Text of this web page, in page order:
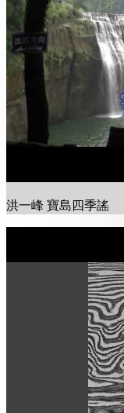
洪一峰 寶島四季謠